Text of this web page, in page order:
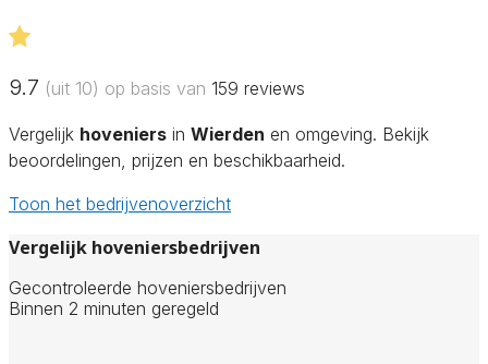
9.7 (uit 10) op basis van 159 reviews
Vergelijk hoveniers in Wierden en omgeving. Bekijk
beoordelingen, prijzen en beschikbaarheid.
Toon het bedrijvenoverzicht
Vergelijk hoveniersbedrijven
Gecontroleerde hoveniersbedrijven
Binnen 2 minuten geregeld